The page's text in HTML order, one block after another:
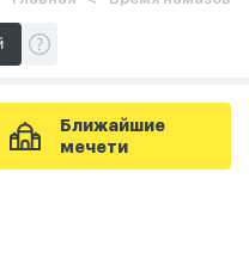
Ближайшие
мечети